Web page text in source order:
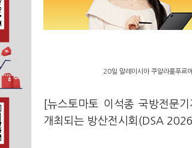
20일 말레이시아 쿠알라룸푸르
[뉴스토마토 이석종 국방전문
개최되는 방산전시회(DSA